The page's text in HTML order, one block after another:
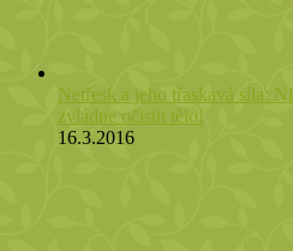
Netřesk a jeho třaskavá síla:
zvládne očistit tělo!
16.3.2016